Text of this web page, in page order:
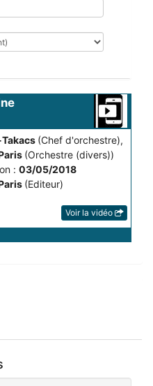
(Chef d'orchestre),
(Orchestre (divers))
: 03/05/2018
(Editeur)
Voir la vidéo